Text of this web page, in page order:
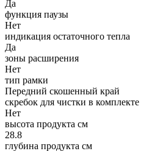
Да
функция паузы
Нет
индикация остаточного тепла
Да
зоны расширения
Нет
тип рамки
Передний скошенный край
скребок для чистки в комплекте
Нет
высота продукта см
28.8
глубина продукта см